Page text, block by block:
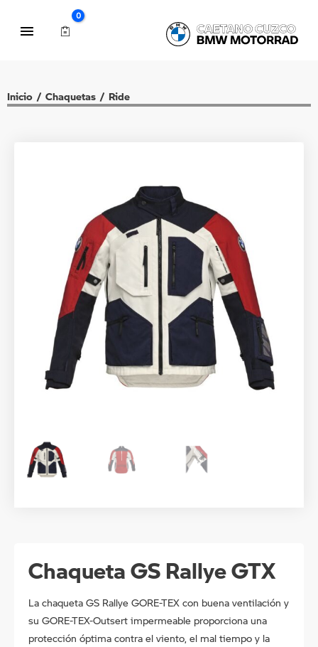
Inicio / Chaquetas / Ride
Chaqueta GS Rallye GTX
La chaqueta GS Rallye GORE-TEX con buena ventilación y
su GORE-TEX-Outsert impermeable proporciona una
protección óptima contra el viento, el mal tiempo y la